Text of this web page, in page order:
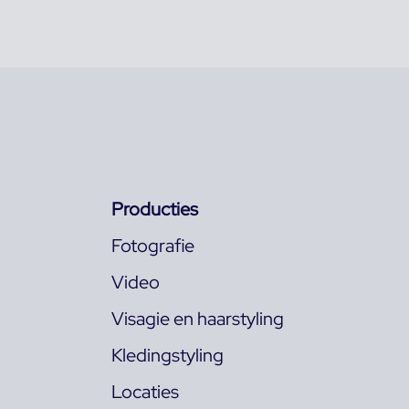
Producties
Fotografie
Video
Visagie en haarstyling
Kledingstyling
Locaties